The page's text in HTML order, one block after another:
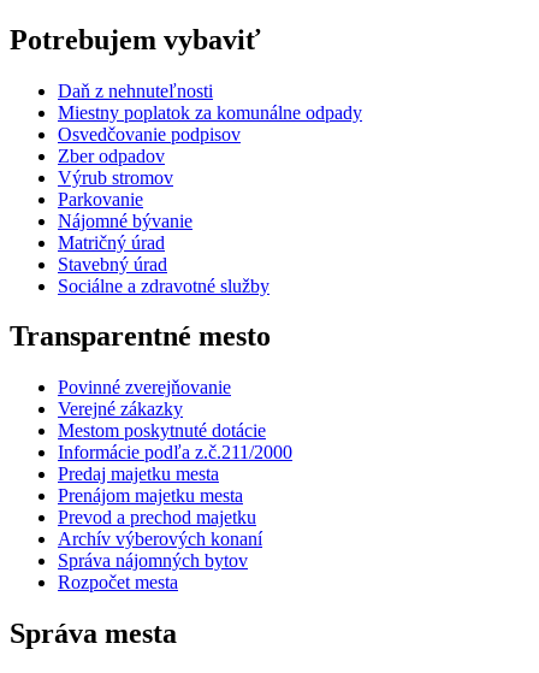
Potrebujem vybaviť
Daň z nehnuteľnosti
Miestny poplatok za komunálne odpady
Osvedčovanie podpisov
Zber odpadov
Výrub stromov
Parkovanie
Nájomné bývanie
Matričný úrad
Stavebný úrad
Sociálne a zdravotné služby
Transparentné mesto
Povinné zverejňovanie
Verejné zákazky
Mestom poskytnuté dotácie
Informácie podľa z.č.211/2000
Predaj majetku mesta
Prenájom majetku mesta
Prevod a prechod majetku
Archív výberových konaní
Správa nájomných bytov
Rozpočet mesta
Správa mesta